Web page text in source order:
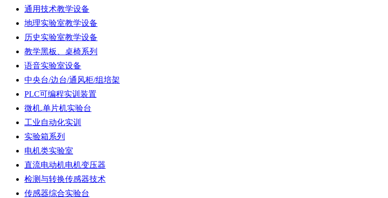
通用技术教学设备
地理实验室教学设备
历史实验室教学设备
教学黑板、桌椅系列
语音实验室设备
中央台/边台/通风柜/组培架
PLC可编程实训装置
微机.单片机实验台
工业自动化实训
实验箱系列
电机类实验室
直流电动机电机变压器
检测与转换传感器技术
传感器综合实验台